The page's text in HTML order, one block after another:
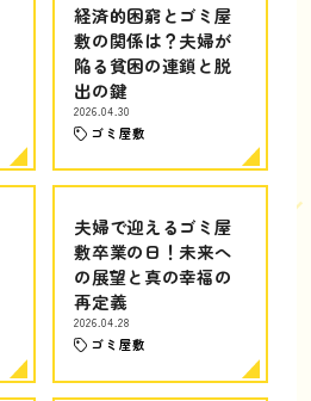
経済的困窮とゴミ屋
敷の関係は？夫婦が
陥る貧困の連鎖と脱
出の鍵
2026.04.30
ゴミ屋敷
夫婦で迎えるゴミ屋
敷卒業の日！未来へ
の展望と真の幸福の
再定義
2026.04.28
ゴミ屋敷